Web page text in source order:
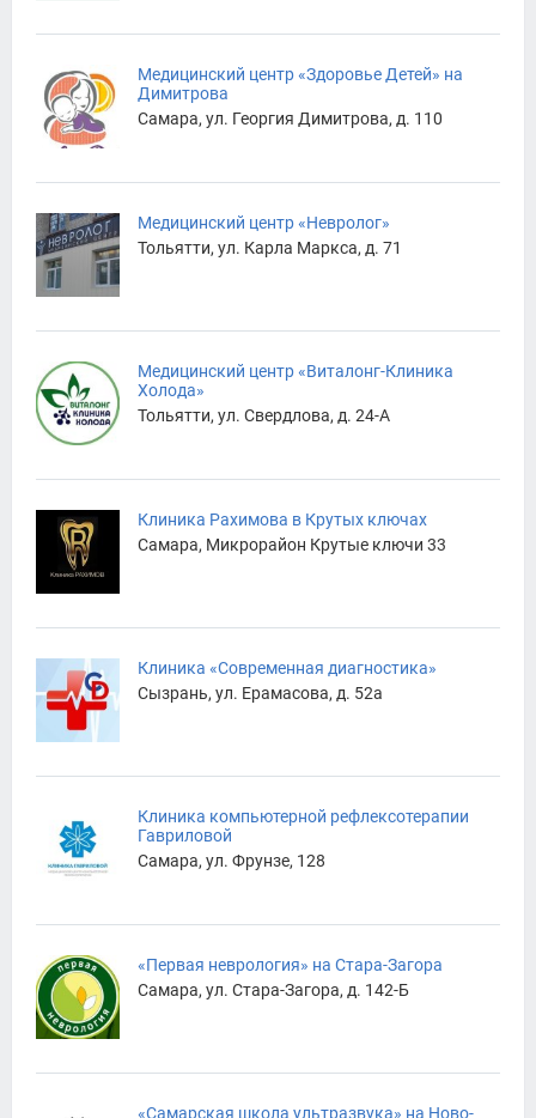
Медицинский центр «Здоровье Детей» на
Димитрова
Самара, ул. Георгия Димитрова, д. 110
Медицинский центр «Невролог»
Тольятти, ул. Карла Маркса, д. 71
Медицинский центр «Виталонг-Клиника
Холода»
Тольятти, ул. Свердлова, д. 24-А
Клиника Рахимова в Крутых ключах
Самара, Микрорайон Крутые ключи 33
Клиника «Современная диагностика»
Сызрань, ул. Ерамасова, д. 52а
Клиника компьютерной рефлексотерапии
Гавриловой
Самара, ул. Фрунзе, 128
«Первая неврология» на Стара-Загора
Самара, ул. Стара-Загора, д. 142-Б
«Самарская школа ультразвука» на Ново-